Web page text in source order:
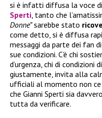
si è infatti diffusa la voce
Sperti, tanto che
Donne”sarebbe stato
come detto, si è diffusa
messaggi da parte dei fan
sue condizioni. C’è chi
d’urgenza, chi di condizioni
giustamente, invita alla
ufficiali al momento non
che Gianni Sperti sia
tutta da verificare.